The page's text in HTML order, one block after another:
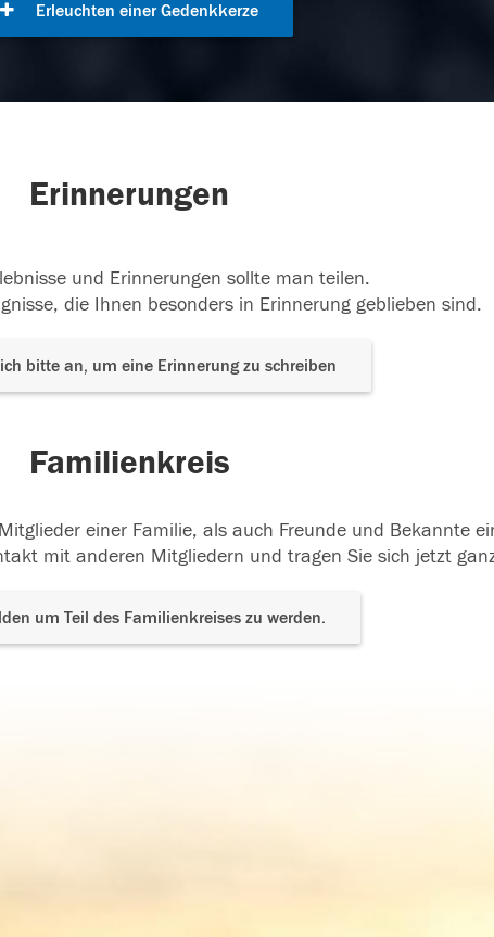
Erleuchten einer Gedenkkerze
Erinnerungen
und Erinnerungen sollte man teilen.
die Ihnen besonders in Erinnerung geblieben sind.
bitte an, um eine Erinnerung zu schreiben
Familienkreis
einer Familie, als auch Freunde und Bekannte
mit anderen Mitgliedern und tragen Sie sich jetzt
um Teil des Familienkreises zu werden.